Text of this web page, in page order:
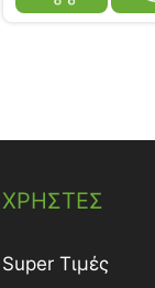
ΧΡΗΣΤΕΣ
Super Τιμές